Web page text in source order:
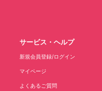
サービス・ヘルプ
新規会員登録/ログイン
マイページ
よくあるご質問